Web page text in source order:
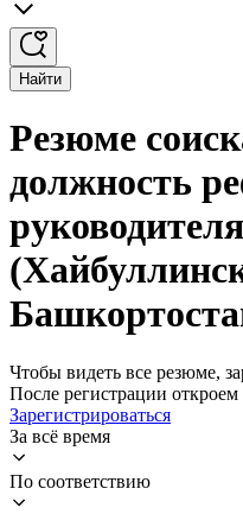
Найти
Резюме
должность
Чтобы видеть все резюме,
После регистрации откроем
Зарегистрироваться
За всё время
По соответствию